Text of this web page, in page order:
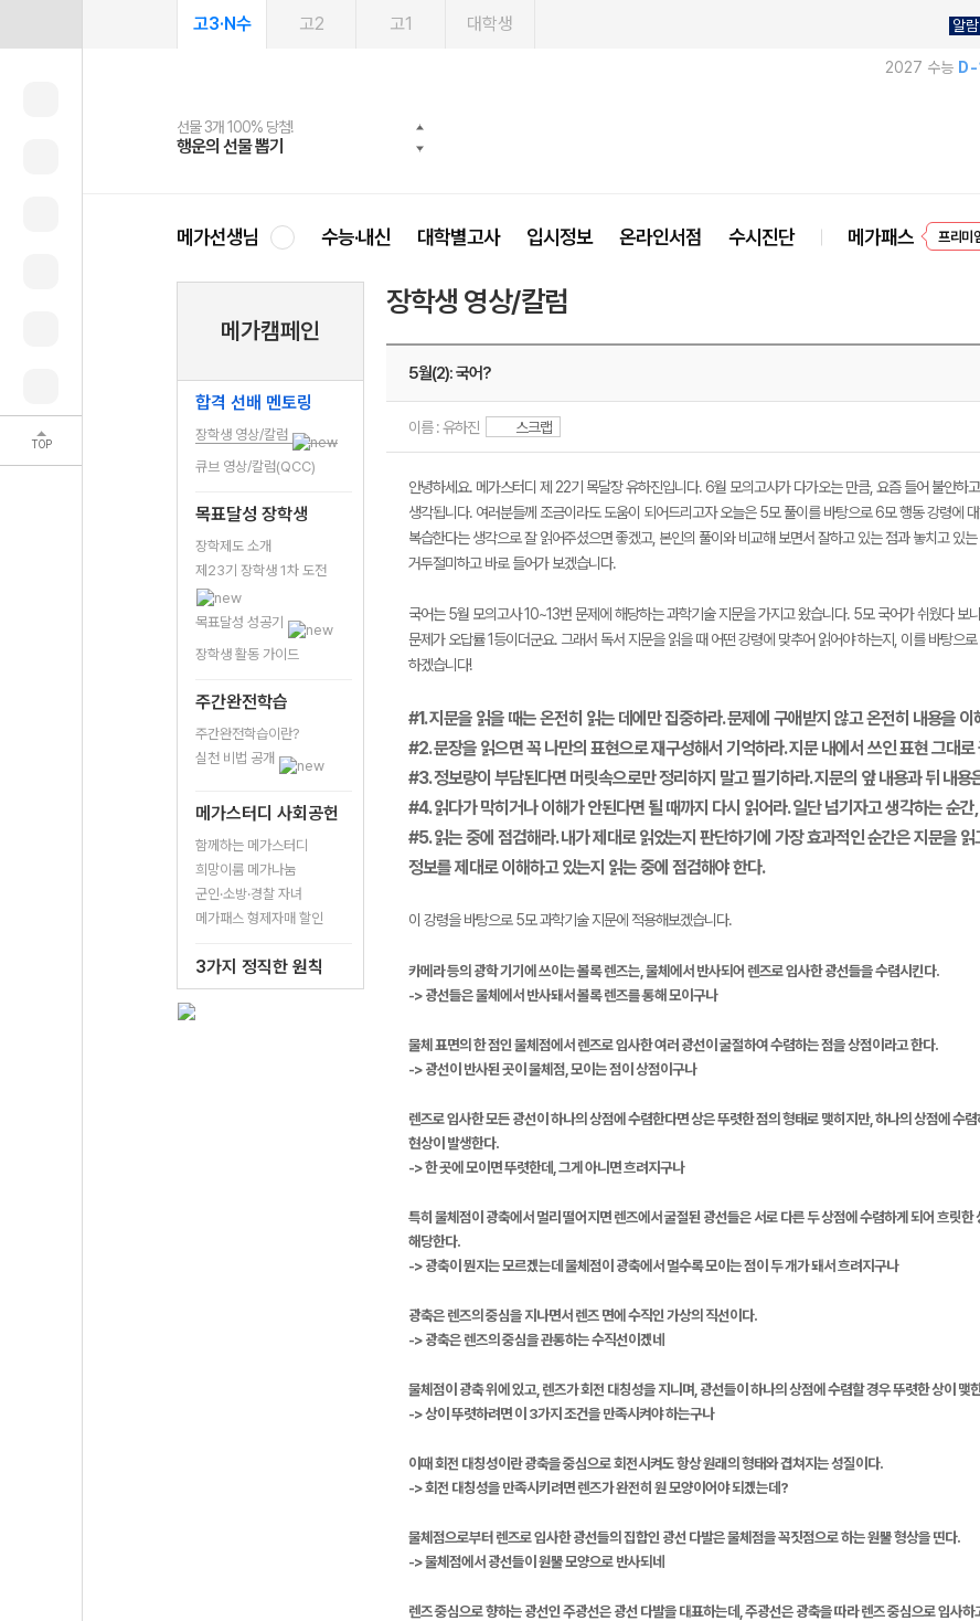
TOP
고3·N수 고2 고1 대학생 알
2027 수능
선물 3개 100% 당첨!
행운의 선물 뽑기
선물 100% 증정!
메가스터디 X 올리브
여름방학 스터디 캐시백
메가런 썸머스쿨
2027 러셀 단과
강사 공개선발
스마트러닝앱
설문 EVENT
메가패스
3일 무료 체험권
메가패스 수강생 무료혜택!
메가클럽 멤버십
사회공헌 캠페인
희망이룸 메가나눔
메가선생님 수능·내신 대학별고사 입시정보 온라인서점 수시진단 메가패스
메가캠페인
합격 선배 멘토링
장학생 영상/칼럼
큐브 영상/칼럼(QCC)
목표달성 장학생
장학제도 소개
제23기 장학생 1차 도전
목표달성 성공기
장학생 활동 가이드
주간완전학습
주간완전학습이란?
실천 비법 공개
메가스터디 사회공헌
함께하는 메가스터디
희망이룸 메가나눔
군인·소방·경찰 자녀
메가패스 형제자매 할인
3가지 정직한 원칙
장학생 영상/칼럼
5월(2): 국어?
이름 : 유하진 스크랩
안녕하세요. 메가스터디 제 22기 목달장 유하진입니다. 6월 모의고사가 다가오는 만큼, 요즘 들어 불안하
생각됩니다. 여러분들께 조금이라도 도움이 되어드리고자 오늘은 5모 풀이를 바탕으로 6모 행동 강령에
복습한다는 생각으로 잘 읽어주셨으면 좋겠고, 본인의 풀이와 비교해 보면서 잘하고 있는 점과 놓치고 있
거두절미하고 바로 들어가 보겠습니다.
국어는 5월 모의고사 10~13번 문제에 해당하는 과학기술 지문을 가지고 왔습니다. 5모 국어가 쉬웠다 보
문제가 오답률 1등이더군요. 그래서 독서 지문을 읽을 때 어떤 강령에 맞추어 읽어야 하는지, 이를 바탕으
하겠습니다!
#1. 지문을 읽을 때는 온전히 읽는 데에만 집중하라. 문제에 구애받지 않고 온전히 내용을
#2. 문장을 읽으면 꼭 나만의 표현으로 재구성해서 기억하라. 지문 내에서 쓰인 표현 그대
#3. 정보량이 부담된다면 머릿속으로만 정리하지 말고 필기하라. 지문의 앞 내용과 뒤 내
#4. 읽다가 막히거나 이해가 안된다면 될 때까지 다시 읽어라. 일단 넘기자고 생각하는 순
#5. 읽는 중에 점검해라. 내가 제대로 읽었는지 판단하기에 가장 효과적인 순간은 지문을
정보를 제대로 이해하고 있는지 읽는 중에 점검해야 한다.
이 강령을 바탕으로 5모 과학기술 지문에 적용해보겠습니다.
카메라 등의 광학 기기에 쓰이는 볼록 렌즈는, 물체에서 반사되어 렌즈로 입사한 광선들을 수렴시킨다.
-> 광선들은 물체에서 반사돼서 볼록 렌즈를 통해 모이구나
물체 표면의 한 점인 물체점에서 렌즈로 입사한 여러 광선이 굴절하여 수렴하는 점을 상점이라고 한다.
-> 광선이 반사된 곳이 물체점, 모이는 점이 상점이구나
렌즈로 입사한 모든 광선이 하나의 상점에 수렴한다면 상은 뚜렷한 점의 형태로 맺히지만, 하나의 상점에 수
현상이 발생한다.
-> 한 곳에 모이면 뚜렷한데, 그게 아니면 흐려지구나
특히 물체점이 광축에서 멀리 떨어지면 렌즈에서 굴절된 광선들은 서로 다른 두 상점에 수렴하게 되어 흐릿한
해당한다.
-> 광축이 뭔지는 모르겠는데 물체점이 광축에서 멀수록 모이는 점이 두 개가 돼서 흐려지구나
광축은 렌즈의 중심을 지나면서 렌즈 면에 수직인 가상의 직선이다.
-> 광축은 렌즈의 중심을 관통하는 수직선이겠네
물체점이 광축 위에 있고, 렌즈가 회전 대칭성을 지니며, 광선들이 하나의 상점에 수렴할 경우 뚜렷한 상이 맺
-> 상이 뚜렷하려면 이 3가지 조건을 만족시켜야 하는구나
이때 회전 대칭성이란 광축을 중심으로 회전시켜도 항상 원래의 형태와 겹쳐지는 성질이다.
-> 회전 대칭성을 만족시키려면 렌즈가 완전히 원 모양이어야 되겠는데?
물체점으로부터 렌즈로 입사한 광선들의 집합인 광선 다발은 물체점을 꼭짓점으로 하는 원뿔 형상을 띤다.
-> 물체점에서 광선들이 원뿔 모양으로 반사되네
렌즈 중심으로 향하는 광선인 주광선은 광선 다발을 대표하는데, 주광선은 광축을 따라 렌즈 중심으로 입사